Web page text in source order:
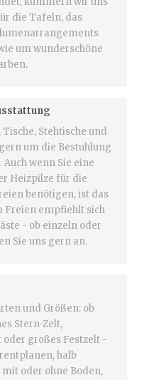
die Tafeln, das
um wunderschöne
Stehtische und
um die Bestuhlung
wenn Sie eine
Heizpilze für die
benötigen, ist das
Freien empfiehlt sich
- ob einzeln oder
Sie uns gern an.
und Größen: ob
Stern-Zelt,
großes Festzelt -
halb
oder ohne Boden,